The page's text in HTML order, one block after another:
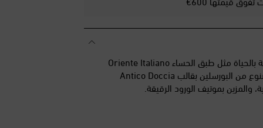
لوّنوا المائدة بقطع نابضة بالحياة مثل طبق الحساء Oriente Italiano
من Ginori 1735، المصنوع من البورسلين بقالب Antico Doccia
والمزين بموتيف الورود الرقيقة.